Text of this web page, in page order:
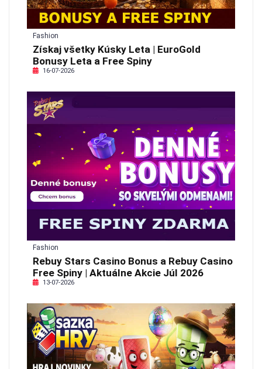
Fashion
Získaj všetky Kúsky Leta | EuroGold
Bonusy Leta a Free Spiny
16-07-2026
Fashion
Rebuy Stars Casino Bonus a Rebuy Casino
Free Spiny | Aktuálne Akcie Júl 2026
13-07-2026